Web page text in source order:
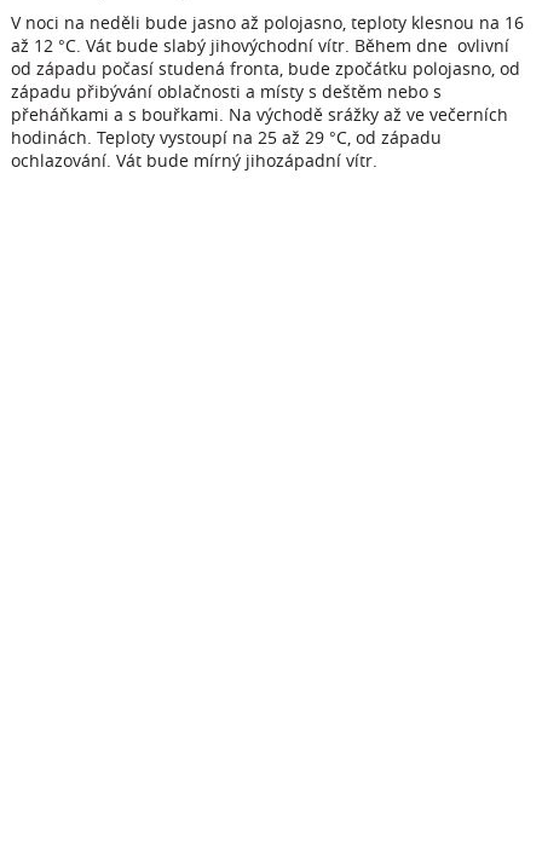
V noci na neděli bude jasno až polojasno, teploty klesnou na 16
až 12 °C. Vát bude slabý jihovýchodní vítr. Během dne ovlivní
od západu počasí studená fronta, bude zpočátku polojasno, od
západu přibývání oblačnosti a místy s deštěm nebo s
přeháňkami a s bouřkami. Na východě srážky až ve večerních
hodinách. Teploty vystoupí na 25 až 29 °C, od západu
ochlazování. Vát bude mírný jihozápadní vítr.